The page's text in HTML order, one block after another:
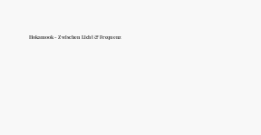
Hokamook - Zwischen Licht & Frequenz